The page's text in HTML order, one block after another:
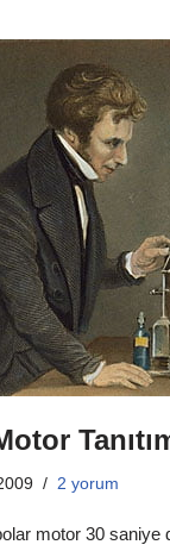
2 yorum
motor 30 saniye